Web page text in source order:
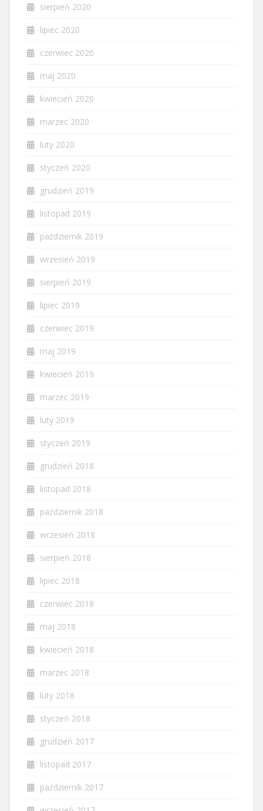
sierpień 2020
lipiec 2020
czerwiec 2020
maj 2020
kwiecień 2020
marzec 2020
luty 2020
styczeń 2020
grudzień 2019
listopad 2019
październik 2019
wrzesień 2019
sierpień 2019
lipiec 2019
czerwiec 2019
maj 2019
kwiecień 2019
marzec 2019
luty 2019
styczeń 2019
grudzień 2018
listopad 2018
październik 2018
wrzesień 2018
sierpień 2018
lipiec 2018
czerwiec 2018
maj 2018
kwiecień 2018
marzec 2018
luty 2018
styczeń 2018
grudzień 2017
listopad 2017
październik 2017